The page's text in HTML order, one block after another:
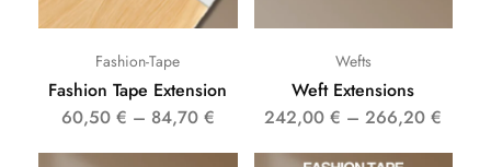
Fashion-Tape
Fashion Tape Extension
60,50 € – 84,70 €
Wefts
Weft Extensions
242,00€ –266,20€